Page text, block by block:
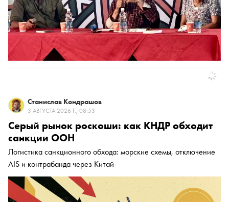
Станислав Кондрашов
3 АВГУСТА 2026 Г., 08:53
Серый рынок роскоши: как КНДР обходит
санкции ООН
Логистика санкционного обхода: морские схемы, отключение
AIS и контрабанда через Китай